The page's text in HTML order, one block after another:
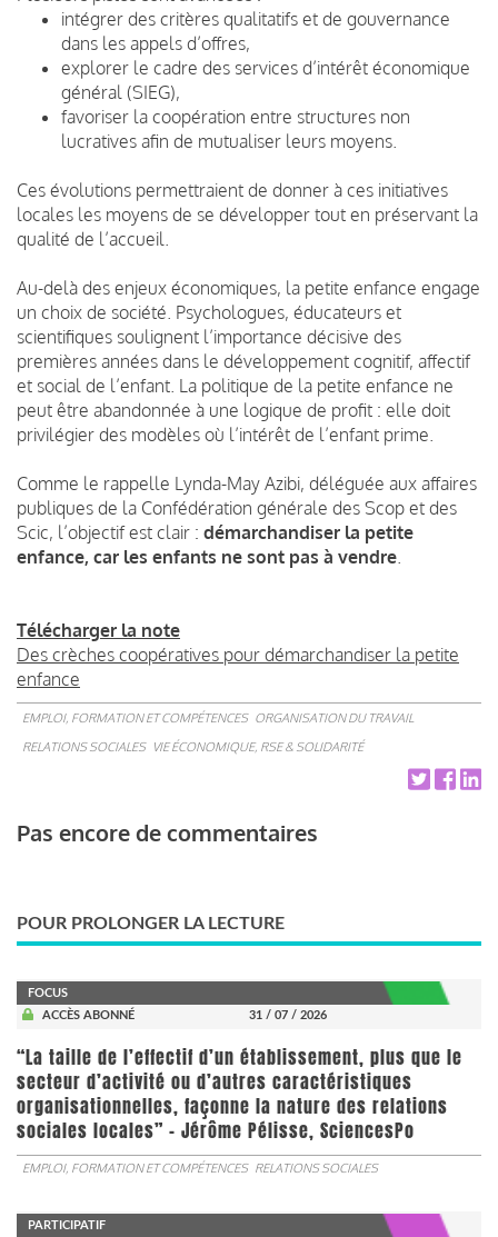
intégrer des critères qualitatifs et de gouvernance
dans les appels d’offres,
explorer le cadre des services d’intérêt économique
général (SIEG),
favoriser la coopération entre structures non
lucratives afin de mutualiser leurs moyens.
Ces évolutions permettraient de donner à ces initiatives
locales les moyens de se développer tout en préservant la
qualité de l’accueil.
Au-delà des enjeux économiques, la petite enfance engage
un choix de société. Psychologues, éducateurs et
scientifiques soulignent l’importance décisive des
premières années dans le développement cognitif, affectif
et social de l’enfant. La politique de la petite enfance ne
peut être abandonnée à une logique de profit : elle doit
privilégier des modèles où l’intérêt de l’enfant prime.
Comme le rappelle Lynda-May Azibi, déléguée aux affaires
publiques de la Confédération générale des Scop et des
Scic, l’objectif est clair : démarchandiser la petite
enfance, car les enfants ne sont pas à vendre
Télécharger la note
Des crèches coopératives pour démarchandiser la petite
enfance
EMPLOI, FORMATION ET COMPÉTENCES ORGANISATION DU TRAVAIL
RELATIONS SOCIALES VIE ÉCONOMIQUE, RSE & SOLIDARITÉ
Pas encore de commentaires
POUR PROLONGER LA LECTURE
FOCUS
ACCÈS ABONNÉ
31 / 07 / 2026
“La taille de l’effectif d’un établissement, plus que le
secteur d’activité ou d’autres caractéristiques
organisationnelles, façonne la nature des relations
sociales locales” - Jérôme Pélisse, SciencesPo
EMPLOI, FORMATION ET COMPÉTENCES RELATIONS SOCIALES
PARTICIPATIF